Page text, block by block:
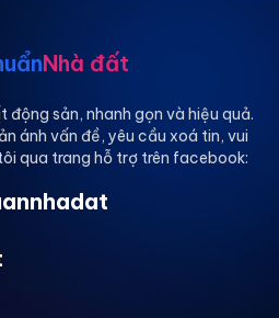
Nhà đất
động sản, nhanh gọn và hiệu quả.
ánh vấn đề, yêu cầu xoá tin, vui
qua trang hỗ trợ trên facebook: